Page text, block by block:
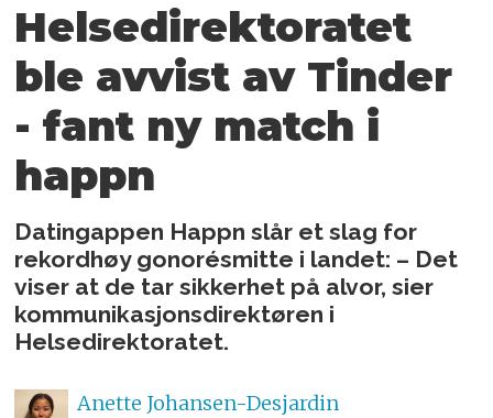
Helsedirektoratet
ble avvist av Tinder
- fant ny match i
happn
Datingappen Happn slår et slag for
rekordhøy gonorésmitte i landet: – Det
viser at de tar sikkerhet på alvor, sier
kommunikasjonsdirektøren i
Helsedirektoratet.
Anette Johansen-Desjardin